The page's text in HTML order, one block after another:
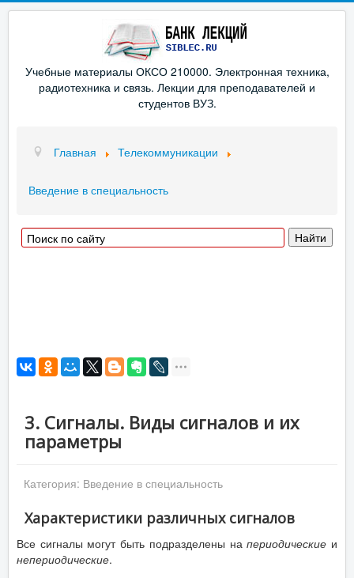
Учебные материалы ОКСО 210000. Электронная техника,
радиотехника и связь. Лекции для преподавателей и
студентов ВУЗ.
Главная Телекоммуникации
Введение в специальность
3. Сигналы. Виды сигналов и их
параметры
Категория: Введение в специальность
Характеристики различных сигналов
Все сигналы могут быть подразделены напериодические и
непериодические.